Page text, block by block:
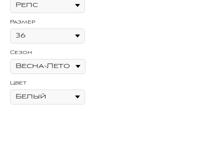
Размер
Сезон
Цвет